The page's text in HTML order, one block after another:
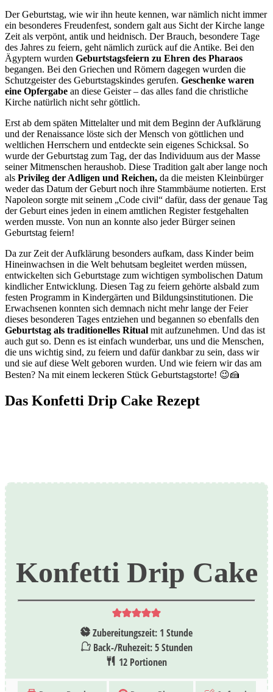
Der Geburtstag, wie wir ihn heute kennen, war nämlich nicht immer
ein besonderes Freudenfest, sondern galt aus Sicht der Kirche lange
Zeit als verpönt, antik und heidnisch. Der Brauch, besondere Tage
des Jahres zu feiern, geht nämlich zurück auf die Antike. Bei den
Ägyptern wurden Geburtstagsfeiern zu Ehren des Pharaos
begangen. Bei den Griechen und Römern dagegen wurden die
Schutzgeister des Geburtstagskindes gerufen. Geschenke waren
eine Opfergabe an diese Geister – das alles fand die christliche
Kirche natürlich nicht sehr göttlich.
Erst ab dem späten Mittelalter und mit dem Beginn der Aufklärung
und der Renaissance löste sich der Mensch von göttlichen und
weltlichen Herrschern und entdeckte sein eigenes Schicksal. So
wurde der Geburtstag zum Tag, der das Individuum aus der Masse
seiner Mitmenschen heraushob. Diese Tradition galt aber lange noch
als Privileg der Adligen und Reichen, da die meisten Kleinbürger
weder das Datum der Geburt noch ihre Stammbäume notierten. Erst
Napoleon sorgte mit seinem „Code civil“ dafür, dass der genaue Tag
der Geburt eines jeden in einem amtlichen Register festgehalten
werden musste. Von nun an konnte also jeder Bürger seinen
Geburtstag feiern!
Da zur Zeit der Aufklärung besonders aufkam, dass Kinder beim
Hineinwachsen in die Welt behutsam begleitet werden müssen,
entwickelten sich Geburtstage zum wichtigen symbolischen Datum
kindlicher Entwicklung. Diesen Tag zu feiern gehörte alsbald zum
festen Programm in Kindergärten und Bildungsinstitutionen. Die
Erwachsenen konnten sich demnach nicht mehr lange der Feier
dieses besonderen Tages entziehen und begannen so ebenfalls den
Geburtstag als traditionelles Ritual mit aufzunehmen. Und das ist
auch gut so. Denn es ist einfach wunderbar, uns und die Menschen,
die uns wichtig sind, zu feiern und dafür dankbar zu sein, dass wir
und sie auf diese Welt geboren wurden. Und wie feiern wir das am
Besten? Na mit einem leckeren Stück Geburtstagstorte! 😉🍰
Das Konfetti Drip Cake Rezept
Konfetti Drip Cake
Zubereitungszeit: 1 Stunde
Stunde
Back-/Ruhezeit:5Stunden
Stunden
12 Portionen